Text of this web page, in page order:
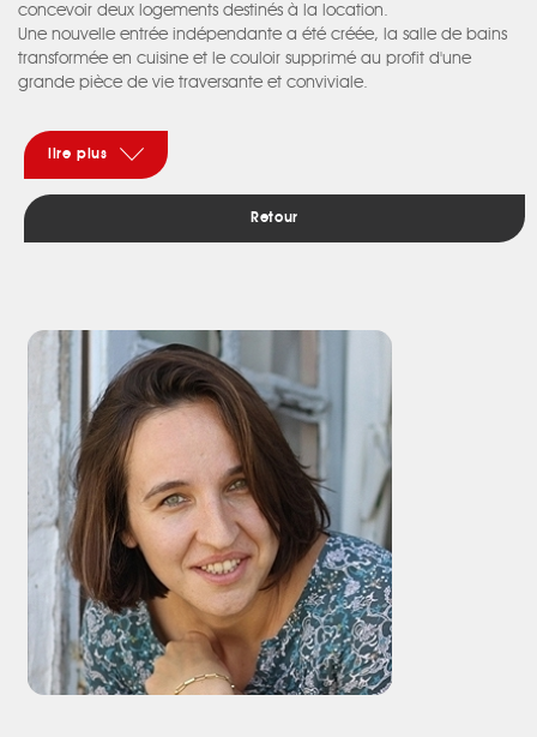
concevoir deux logements destinés à la location.
Une nouvelle entrée indépendante a été créée, la salle de bains
transformée en cuisine et le couloir supprimé au profit d'une
grande pièce de vie traversante et conviviale.
conservées, les portes déposées sont réutilisées, le parquet
décapé et les nouvelles fenêtres reproduites à l’identique des
existantes.
L’aménagement, la cuisine et les salles de bain sont traités de
manière contemporaine pour apporter esthétique et confort au
lire plus
Retour